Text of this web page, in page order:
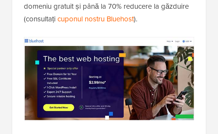
domeniu gratuit și până la 70% reducere la găzduire
(consultațicuponul nostru Bluehost).